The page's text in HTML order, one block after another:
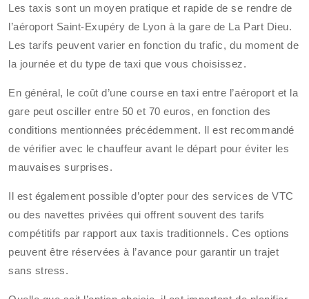
Les taxis sont un moyen pratique et rapide de se rendre de
l’aéroport Saint-Exupéry de Lyon à la gare de La Part Dieu.
Les tarifs peuvent varier en fonction du trafic, du moment de
la journée et du type de taxi que vous choisissez.
En général, le coût d’une course en taxi entre l’aéroport et la
gare peut osciller entre 50 et 70 euros, en fonction des
conditions mentionnées précédemment. Il est recommandé
de vérifier avec le chauffeur avant le départ pour éviter les
mauvaises surprises.
Il est également possible d’opter pour des services de VTC
ou des navettes privées qui offrent souvent des tarifs
compétitifs par rapport aux taxis traditionnels. Ces options
peuvent être réservées à l’avance pour garantir un trajet
sans stress.